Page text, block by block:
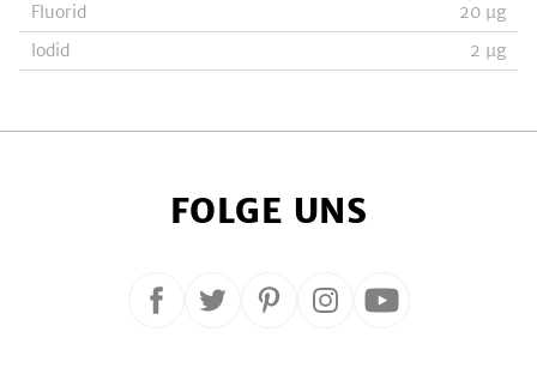
Fluorid
20 µg
Iodid
2 µg
FOLGE UNS
Folge Folge
Folge Folge Folge